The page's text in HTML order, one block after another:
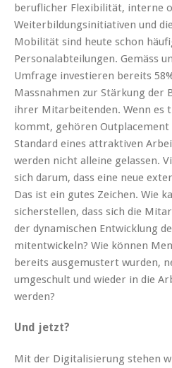
beruflicher Flexibilität, interne
Weiterbildungsinitiativen und
Mobilität sind heute schon
Personalabteilungen. Gemäss
Umfrage investieren bereits
Massnahmen zur Stärkung der
ihrer Mitarbeitenden. Wenn es
kommt, gehören
Standard eines attraktiven
werden nicht alleine gelassen.
sich darum, dass eine neue
Das ist ein gutes Zeichen. Wie
sicherstellen, dass sich die
der dynamischen Entwicklung
mitentwickeln? Wie können
bereits ausgemustert wurden,
umgeschult und wieder in die
werden?
Und jetzt?
Mit der Digitalisierung stehen